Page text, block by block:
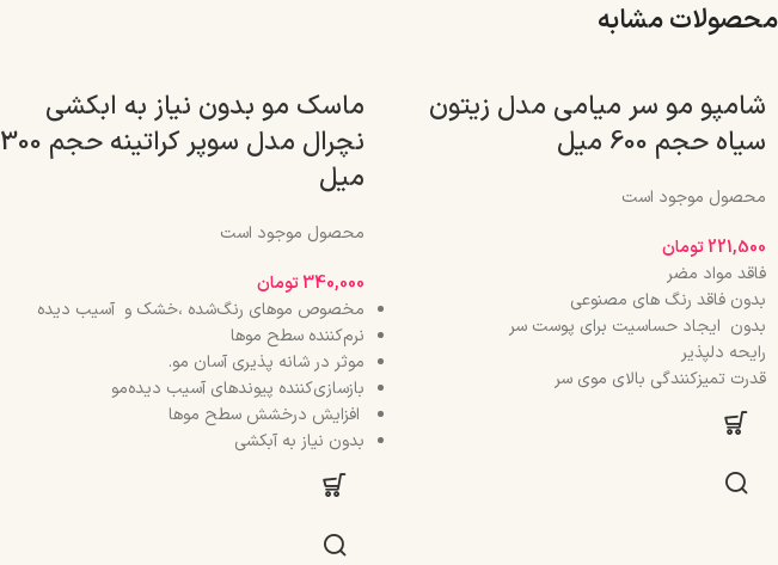
محصولات مشابه
شامپو مو سر میامی مدل زیتون
سیاه حجم 600 میل
محصول موجود است
221,500تومان
فاقد مواد مضر
بدون فاقد رنگ های مصنوعی
بدون ایجاد حساسیت برای پوست سر
رایحه دلپذیر
قدرت تمیزکنندگی بالای موی سر
ماسک مو بدون نیاز به ابکشی
نچرال مدل سوپر کراتینه حجم 300
میل
محصول موجود است
340,000تومان
مخصوص موهای رنگ‌شده ،خشک و آسیب دیده
نرم‌کننده سطح موها
موثر در شانه پذیری آسان مو.
بازسازی‌کننده پیوندهای آسیب دیده‌مو
افزایش درخشش سطح موها
بدون نیاز به آبکشی